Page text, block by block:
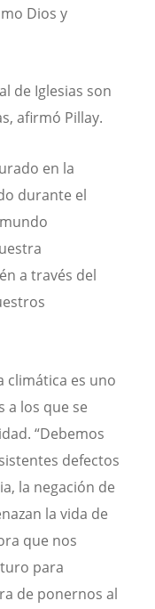
Dios y
de Iglesias son
afirmó Pillay.
en la
durante el
a través del
climática es uno
a los que se
“Debemos
defectos
la negación de
la vida de
que nos
para
de ponernos al